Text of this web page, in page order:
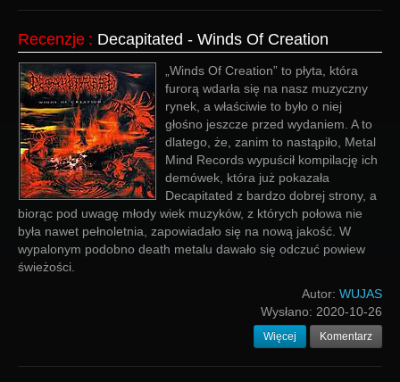
Recenzje : Decapitated - Winds Of Creation
„Winds Of Creation” to płyta, która
furorą wdarła się na nasz muzyczny
rynek, a właściwie to było o niej
głośno jeszcze przed wydaniem. A to
dlatego, że, zanim to nastąpiło, Metal
Mind Records wypuścił kompilację ich
demówek, która już pokazała
Decapitated z bardzo dobrej strony, a
biorąc pod uwagę młody wiek muzyków, z których połowa nie
była nawet pełnoletnia, zapowiadało się na nową jakość. W
wypalonym podobno death metalu dawało się odczuć powiew
świeżości.
Autor: WUJAS
Wysłano: 2020-10-26
Więcej Komentarz